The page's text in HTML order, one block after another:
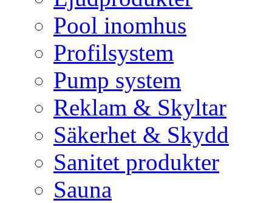
Pool inomhus
Profilsystem
Pump system
Reklam & Skyltar
Säkerhet & Skydd
Sanitet produkter
Sauna